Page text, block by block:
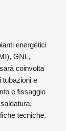
energetici
GNL,
coinvolta
tubazioni e
e fissaggio
tecniche.